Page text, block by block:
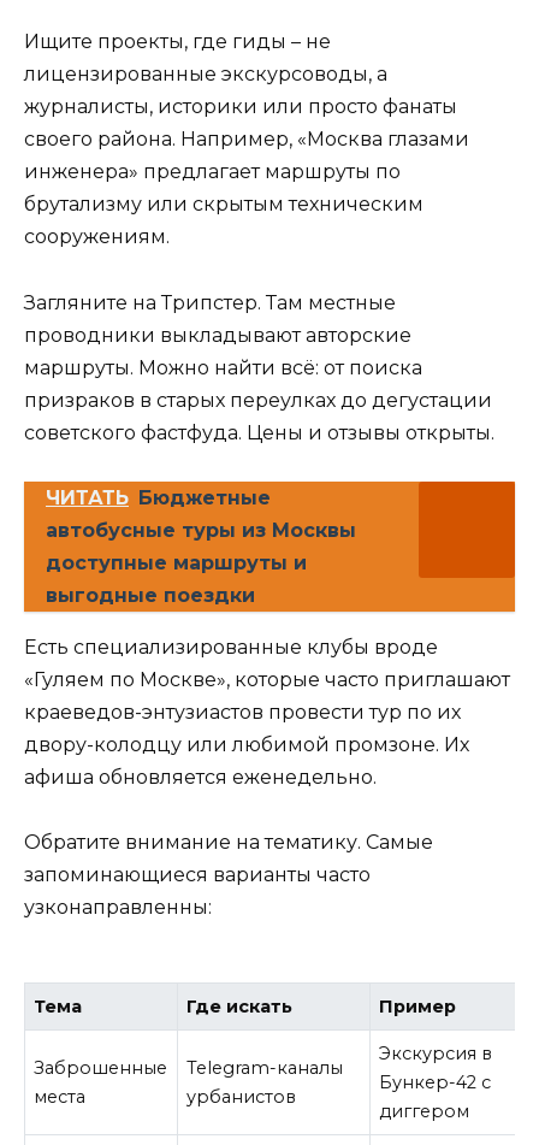
Ищите проекты, где гиды – не
лицензированные экскурсоводы, а
журналисты, историки или просто фанаты
своего района. Например, «Москва глазами
инженера» предлагает маршруты по
брутализму или скрытым техническим
сооружениям.
Загляните на Трипстер. Там местные
проводники выкладывают авторские
маршруты. Можно найти всё: от поиска
призраков в старых переулках до дегустации
советского фастфуда. Цены и отзывы открыты.
ЧИТАТЬ Бюджетные
автобусные туры из Москвы
доступные маршруты и
выгодные поездки
Есть специализированные клубы вроде
«Гуляем по Москве», которые часто приглашают
краеведов-энтузиастов провести тур по их
двору-колодцу или любимой промзоне. Их
афиша обновляется еженедельно.
Обратите внимание на тематику. Самые
запоминающиеся варианты часто
узконаправленны:
Тема Где искать Пример
Заброшенные
места
Telegram-каналы
урбанистов
Экскурсия в
Бункер-42 с
диггером